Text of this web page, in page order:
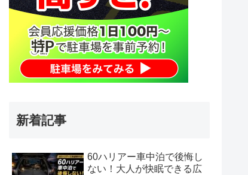
新着記事
60ハリアー車中泊で後悔し
ない！大人が快眠できる広